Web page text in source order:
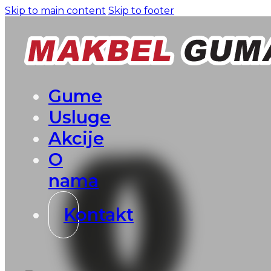
Skip to main content Skip to footer
Gume
Usluge
Akcije
O
nama
Kontakt